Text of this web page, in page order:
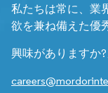
私たちは常に、業
欲を兼ね備えた優
興味がありますか